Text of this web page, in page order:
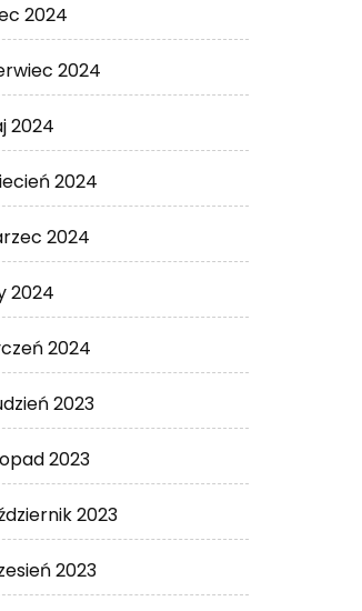
2024
2024
2024
2024
2024
2024
2024
2023
2023
2023
2023